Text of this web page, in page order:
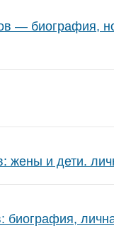
— биография,
жены и дети.
биография,